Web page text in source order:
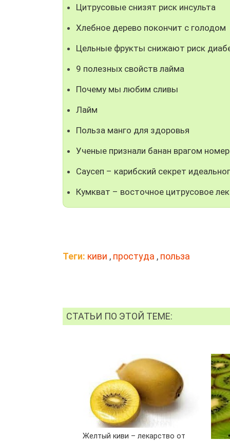
Цитрусовые снизят риск инсульта
Хлебное дерево покончит с голодом
Цельные фрукты снижают риск
9 полезных свойств лайма
Почему мы любим сливы
Лайм
Польза манго для здоровья
Ученые признали банан врагом
Саусеп – карибский секрет
Кумкват – восточное цитрусовое
Теги: киви , простуда , польза
СТАТЬИ ПО ЭТОЙ ТЕМЕ:
Желтый киви – лекарство от